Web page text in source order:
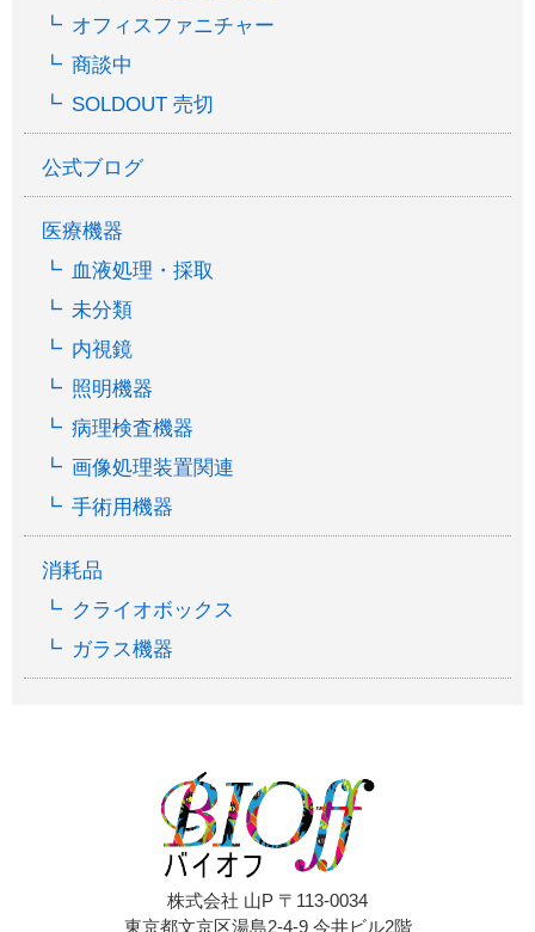
オフィスファニチャー
商談中
SOLDOUT 売切
公式ブログ
医療機器
血液処理・採取
未分類
内視鏡
照明機器
病理検査機器
画像処理装置関連
手術用機器
消耗品
クライオボックス
ガラス機器
株式会社 山P 〒113-0034
東京都文京区湯島2-4-9 今井ビル2階